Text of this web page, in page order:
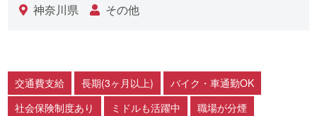
神奈川県 その他
交通費支給 長期(3ヶ月以上)
バイク・車通勤OK
社会保険制度あり
ミドルも活躍中
職場が分煙